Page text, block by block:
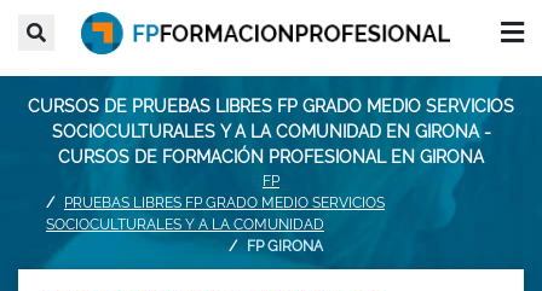
CURSOS DE PRUEBAS LIBRES FP GRADO MEDIO SERVICIOS
SOCIOCULTURALES Y A LA COMUNIDAD EN GIRONA -
CURSOS DE FORMACIÓN PROFESIONAL EN GIRONA
FP
PRUEBAS LIBRES FP GRADO MEDIO SERVICIOS
SOCIOCULTURALES Y A LA COMUNIDAD
FP GIRONA